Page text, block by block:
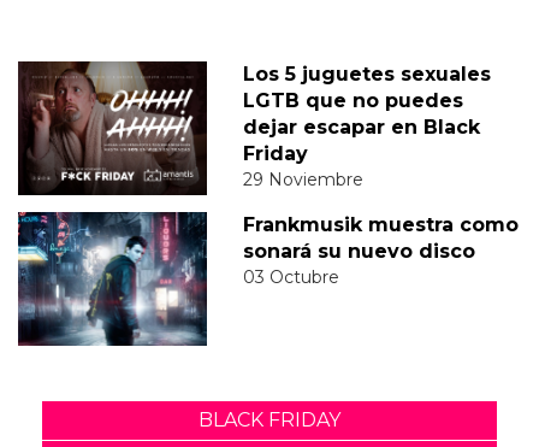
Los 5 juguetes sexuales
LGTB que no puedes
dejar escapar en Black
Friday
29 Noviembre
Frankmusik muestra como
sonará su nuevo disco
03 Octubre
BLACK FRIDAY